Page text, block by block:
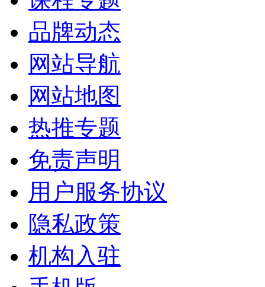
品牌动态
网站导航
网站地图
热推专题
免责声明
用户服务协议
隐私政策
机构入驻